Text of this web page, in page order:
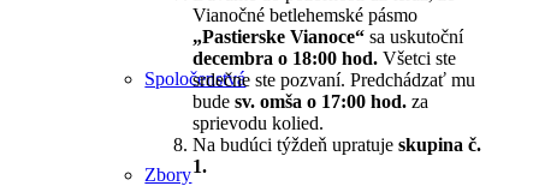
Spoločenstvá
Zbory
Vianočné betlehemské pásmo
„Pastierske Vianoce“ sa uskutoční
decembra o 18:00 hod. Všetci ste
srdečne ste pozvaní. Predchádzať mu
budesv. omša o 17:00 hod. za
sprievodu kolied.
Na budúci týždeň upratujeskupina č.
1.